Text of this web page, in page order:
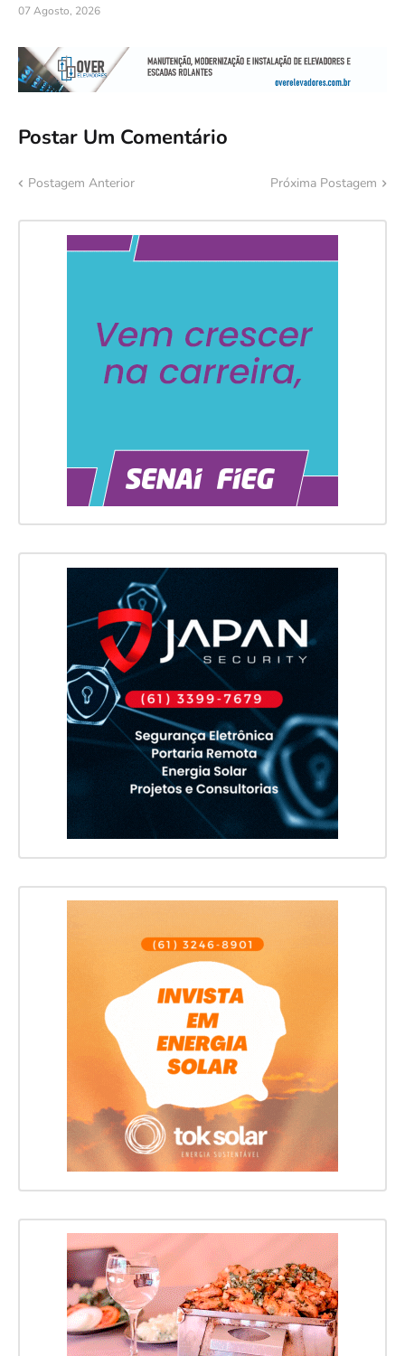
07 Agosto, 2026
Postar Um Comentário
Postagem Anterior Próxima Postagem